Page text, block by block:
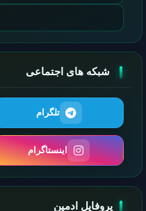
شبکه های اجتماعی
تلگرام
اینستاگرام
پروفایل ادمین